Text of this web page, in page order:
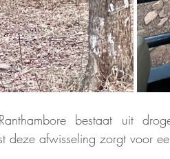
bestaat uit
deze afwisseling zorgt voor